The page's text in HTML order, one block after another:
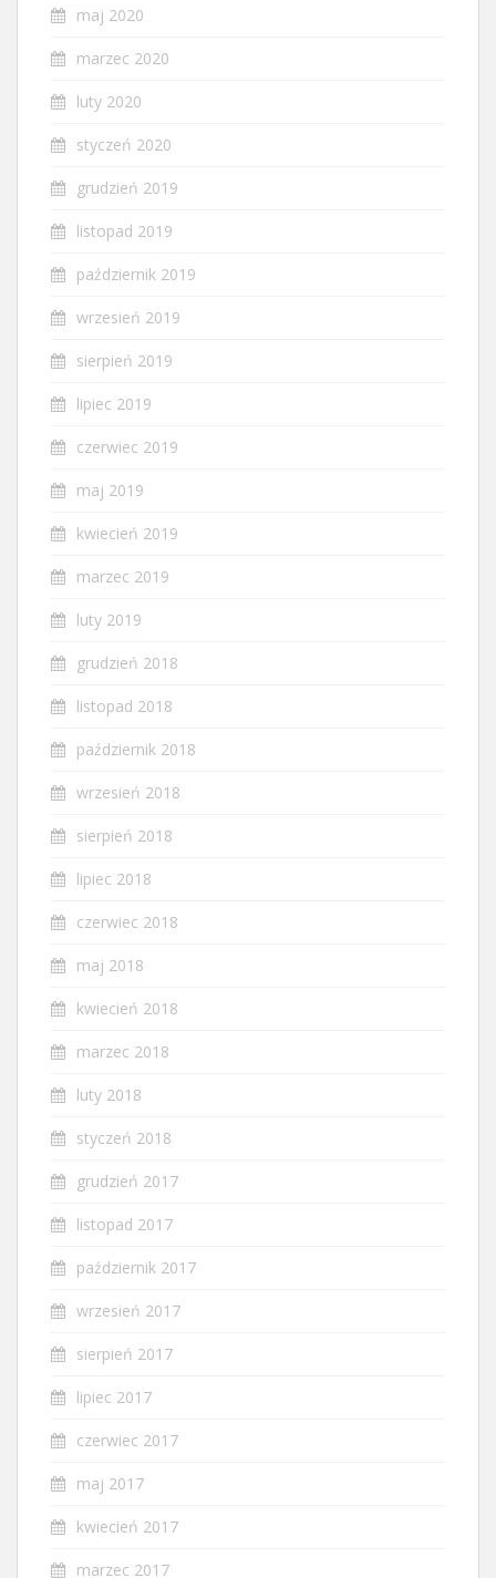
maj 2020
marzec 2020
luty 2020
styczeń 2020
grudzień 2019
listopad 2019
październik 2019
wrzesień 2019
sierpień 2019
lipiec 2019
czerwiec 2019
maj 2019
kwiecień 2019
marzec 2019
luty 2019
grudzień 2018
listopad 2018
październik 2018
wrzesień 2018
sierpień 2018
lipiec 2018
czerwiec 2018
maj 2018
kwiecień 2018
marzec 2018
luty 2018
styczeń 2018
grudzień 2017
listopad 2017
październik 2017
wrzesień 2017
sierpień 2017
lipiec 2017
czerwiec 2017
maj 2017
kwiecień 2017
marzec 2017